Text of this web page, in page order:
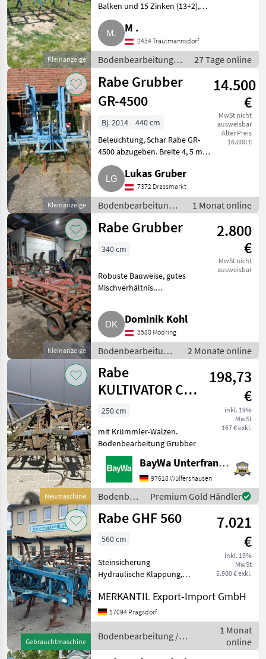
MARKTPLATZ
Marktplatz Händlerangebote Kleinanzeigen
Kleinanzeige
Balken und 15 Zinken (13+2),
Rahmen nicht geschweißt oder
gerissen. Einsatzbereit in gutem
Zustand. Bodenbearbeitung
Grubber
M .
2454 Trautmannsdorf
Bodenbearbeitung /
Grubber
27 Tage online
Kleinanzeige
Rabe Grubber
GR-4500
14.500
€
MwSt nicht
ausweisbar
Alter Preis
16.000 €
Bj. 2014
440 cm
Beleuchtung, Schar Rabe GR-
4500 abzugeben. Breite 4, 5 m.
Preis VHB. Bodenbearbeitung
GrubberLukas Gruber
7372 Drassmarkt
Bodenbearbeitung /
Grubber
1 Monat online
Kleinanzeige
Rabe Grubber
2.800
€
MwSt nicht
ausweisbar
340 cm
Robuste Bauweise, gutes
Mischverhältnis.
Dominik Kohl
3580 Mödring
Bodenbearbeitung
/ Grubber
2 Monate online
Neumaschine
Rabe
KULTIVATOR CA.
2,5M
198,73
€
inkl. 19%
MwSt
167 € exkl.
250 cm
mit Krümmler-Walzen.
Bodenbearbeitung Grubber
BayWa Unterfranken
97618 Wülfershausen
Bodenbearbeitung
/ Rabe
Premium Gold Händler
Gebrauchtmaschine
Rabe GHF 560
7.021
€
inkl. 19%
MwSt
5.900 € exkl.
560 cm
Steinsicherung
Hydraulische Klappung,
Bodenbearbeitung Grubber
MERKANTIL Export-Import GmbH
17094 Pragsdorf
Bodenbearbeitung /
Rabe
1 Monat
online